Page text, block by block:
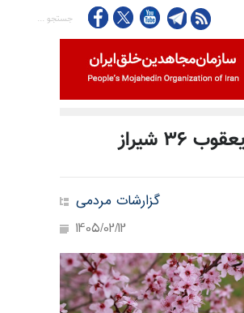
۳۶ شیراز
گزارشات مردمی
1405/02/12